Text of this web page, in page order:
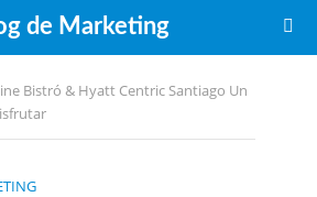
de Marketing
Bistró & Hyatt Centric Santiago Un